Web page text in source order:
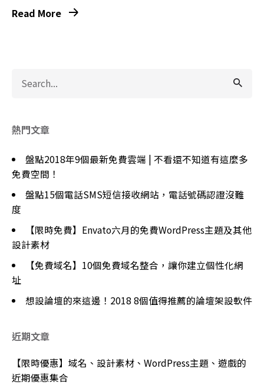
Read More
for
熱門文章
盤點2018年9個最新免費雲端 | 不看還不知道有這麼多
免費空間！
盤點15個電話SMS短信接收網站，電話號碼認證沒難
度
【限時免費】Envato六月的免費WordPress主題及其他
設計素材
【免費域名】10個免費域名整合，讓你建立個性化網
址
想設論壇的來這邊！2018 8個值得推薦的論壇架設軟件
近期文章
【限時優惠】域名、設計素材、WordPress主題、遊戲的
近期優惠集合